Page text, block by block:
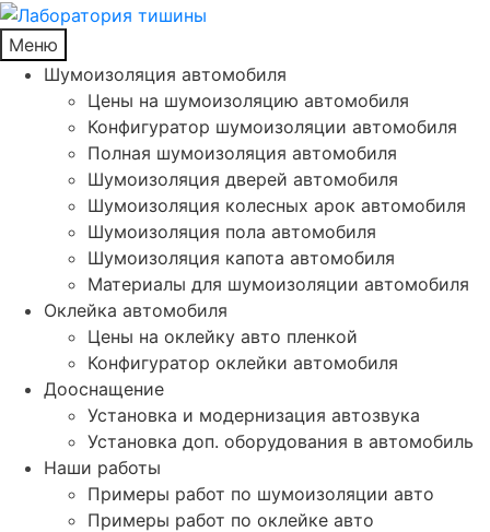
Меню
Шумоизоляция автомобиля
Цены на шумоизоляцию автомобиля
Конфигуратор шумоизоляции автомобиля
Полная шумоизоляция автомобиля
Шумоизоляция дверей автомобиля
Шумоизоляция колесных арок автомобиля
Шумоизоляция пола автомобиля
Шумоизоляция капота автомобиля
Материалы для шумоизоляции автомобиля
Оклейка автомобиля
Цены на оклейку авто пленкой
Конфигуратор оклейки автомобиля
Дооснащение
Установка и модернизация автозвука
Установка доп. оборудования в автомобиль
Наши работы
Примеры работ по шумоизоляции авто
Примеры работ по оклейке авто